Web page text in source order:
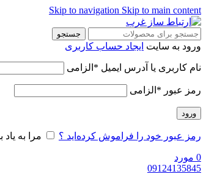
Skip to navigation Skip to main content
جستجو
ورود به سایت ایجاد حساب کاربری
نام کاربری یا آدرس ایمیل * الزامی
رمز عبور * الزامی
ورود
رمز عبور خود را فراموش کرده‌اید ؟ مرا به یاد
0 مورد
09124135845